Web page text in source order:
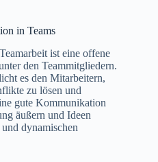
in Teams
ist eine offene
den Teammitgliedern.
es den Mitarbeitern,
zu lösen und
gute Kommunikation
äußern und Ideen
dynamischen